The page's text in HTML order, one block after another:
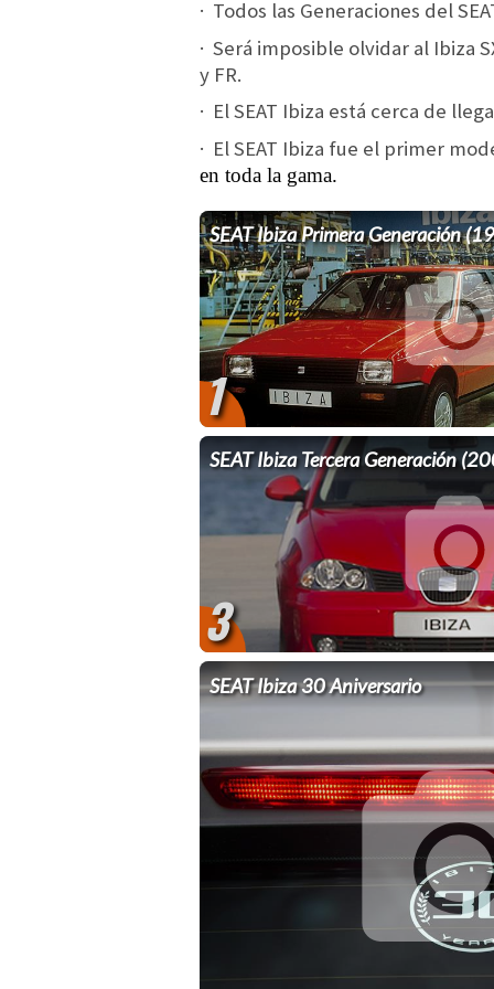
· Todos las Generaciones del
· Será imposible olvidar al Ibiza
y FR.
· El SEAT Ibiza está cerca de
· El SEAT Ibiza fue el primer
en toda la gama.
1
SEAT Ibiza Primera Generación
3
SEAT Ibiza Tercera Generación
SEAT Ibiza 30 Aniversario